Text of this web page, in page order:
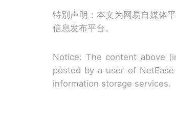
特别声明：本文为网易自媒体
信息发布平台。
Notice: The content above
posted by a user of
information storage services.